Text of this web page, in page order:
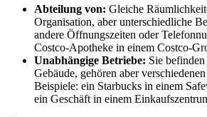
Abteilung von: Gleiche
Organisation, aber unterschiedliche
andere Öffnungszeiten oder
Costco-Apotheke in einem Costco-
Unabhängige Betriebe: Sie
Gebäude, gehören aber
Beispiele: ein Starbucks in einem
ein Geschäft in einem